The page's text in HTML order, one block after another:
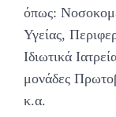
όπως:
Υγείας,
Ιδιωτικά
μονάδες
κ.α.